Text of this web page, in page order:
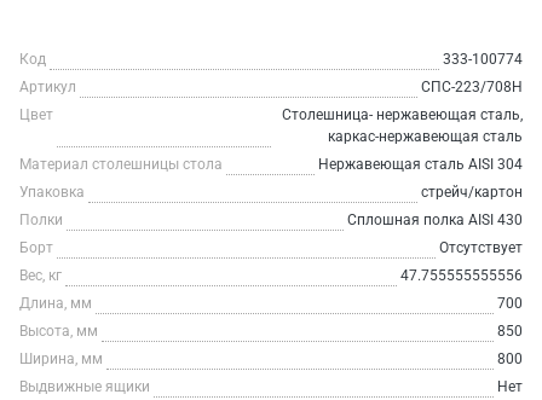
Код
333-100774
Артикул
СПС-223/708Н
Цвет
Столешница- нержавеющая сталь,
каркас-нержавеющая сталь
Материал столешницы стола
Нержавеющая сталь AISI 304
Упаковка
стрейч/картон
Полки
Сплошная полка AISI 430
Борт
Отсутствует
Вес, кг
47.755555555556
Длина, мм
700
Высота, мм
850
Ширина, мм
800
Выдвижные ящики
Нет